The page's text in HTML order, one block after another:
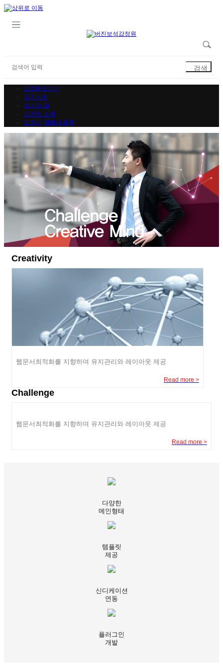
감정분석기기
공지사항
오시는 길
감정원 소개
감정서,감별서 종류
Creativity
웹문서최적화를 지향하며 유지관리와 레이아웃 제공
Read more >
Challenge
웹문서최적화를 지향하며 유지관리와 레이아웃 제공
Read more >
다양한
메인형태
템플릿
제공
신디케이션
연동
플러그인
개발